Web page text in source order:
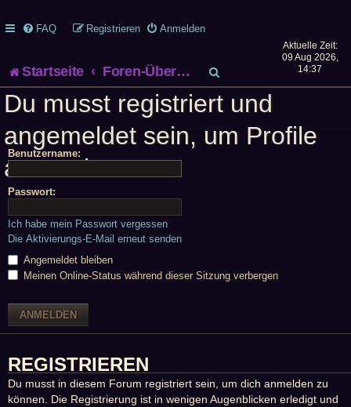
FAQ Anmelden
Registrieren
Startseite Foren-Übersicht
u
c
Aktuelle Zeit:
09 Aug 2026,
14:37
Du musst registriert und
angemeldet sein, um Profile
anzuschauen.
Benutzername:
Passwort:
Ich habe mein Passwort vergessen
Die Aktivierungs-E-Mail erneut senden
Angemeldet bleiben
Meinen Online-Status während dieser Sitzung verbergen
REGISTRIEREN
Du musst in diesem Forum registriert sein, um dich anmelden zu
können. Die Registrierung ist in wenigen Augenblicken erledigt und